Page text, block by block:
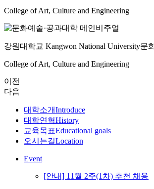
College of Art, Culture and Engineering
강원대학교 Kangwon National University문
College of Art, Culture and Engineering
이전
다음
대학소개Introduce
대학연혁History
교육목표Educational goals
오시는길Location
Event
[안내] 11월 2주(1차) 추천 채용